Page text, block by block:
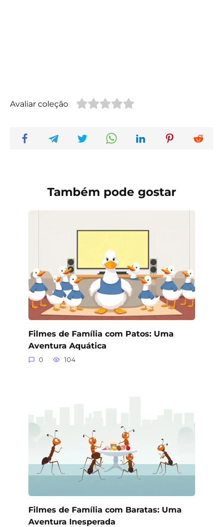
Avaliar coleção
Também pode gostar
Filmes de Família com Patos: Uma
Aventura Aquática
0 104
Filmes de Família com Baratas: Uma
Aventura Inesperada